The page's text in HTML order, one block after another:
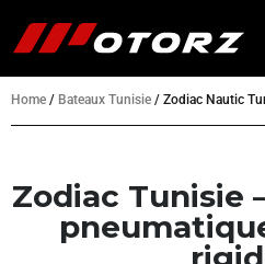
Home / Bateaux Tunisie / Zodiac Nautic
Zodiac Tunisie